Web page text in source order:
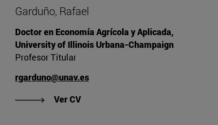
Garduño, Rafael
Doctor en Economía Agrícola y Aplicada,
University of Illinois Urbana-Champaign
Profesor Titular
rgarduno@unav.es
Ver CV"Ver CV de Garduño, Rafael"